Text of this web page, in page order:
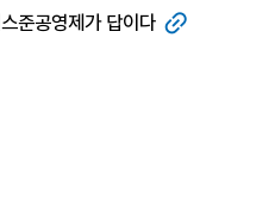
준공영제가 답이다